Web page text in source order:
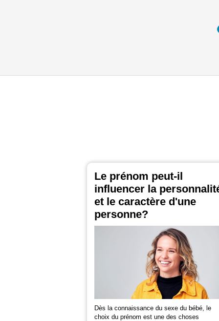
Le prénom peut-il
influencer la
et le caractère d'une
personne?
Dès la connaissance du sexe du bébé, le
choix du prénom est une des choses